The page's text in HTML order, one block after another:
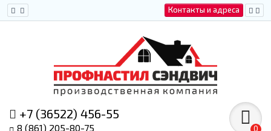
Контакты и адреса
+7 (36522) 456-55
8 (861) 205-80-75
0